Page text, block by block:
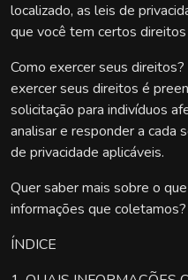
localizado, as leis de
que você tem certos
Como exercer seus
exercer seus direitos é
solicitação para indivíduos
analisar e responder a cada
de privacidade aplicáveis.
Quer saber mais sobre o
informações que coletamos?
ÍNDICE